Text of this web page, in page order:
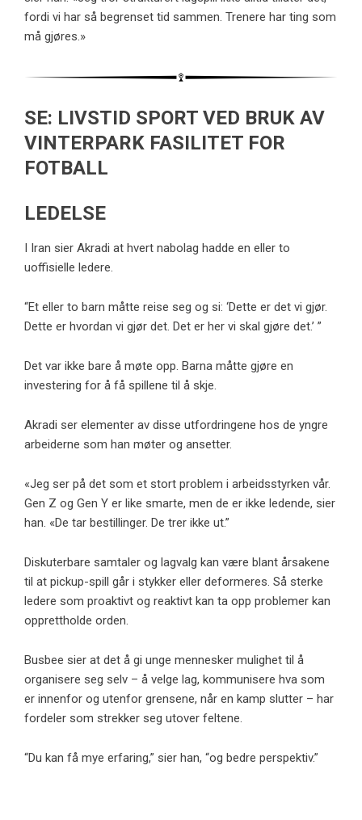
fordi vi har så begrenset tid sammen. Trenere har ting som
må gjøres.»
SE: LIVSTID SPORT VED BRUK AV
VINTERPARK FASILITET FOR
FOTBALL
LEDELSE
I Iran sier Akradi at hvert nabolag hadde en eller to
uoffisielle ledere.
“Et eller to barn måtte reise seg og si: ‘Dette er det vi gjør.
Dette er hvordan vi gjør det. Det er her vi skal gjøre det.’ ”
Det var ikke bare å møte opp. Barna måtte gjøre en
investering for å få spillene til å skje.
Akradi ser elementer av disse utfordringene hos de yngre
arbeiderne som han møter og ansetter.
«Jeg ser på det som et stort problem i arbeidsstyrken vår.
Gen Z og Gen Y er like smarte, men de er ikke ledende, sier
han. «De tar bestillinger. De trer ikke ut.”
Diskuterbare samtaler og lagvalg kan være blant årsakene
til at pickup-spill går i stykker eller deformeres. Så sterke
ledere som proaktivt og reaktivt kan ta opp problemer kan
opprettholde orden.
Busbee sier at det å gi unge mennesker mulighet til å
organisere seg selv – å velge lag, kommunisere hva som
er innenfor og utenfor grensene, når en kamp slutter – har
fordeler som strekker seg utover feltene.
“Du kan få mye erfaring,” sier han, “og bedre perspektiv.”